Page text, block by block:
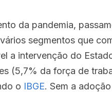
da pandemia,
segmentos que
a intervenção do
(5,7% da força de
o IBGE. Sem a